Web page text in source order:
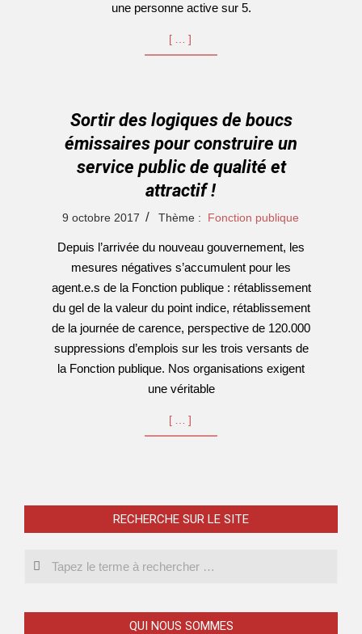
une personne active sur 5.
[…]
Sortir des logiques de boucs
émissaires pour construire un
service public de qualité et
attractif !
2017-
09
9 octobre 2017 Thème : Fonction publique
Depuis l’arrivée du nouveau gouvernement, les
mesures négatives s’accumulent pour les
agent.e.s de la Fonction publique : rétablissement
du gel de la valeur du point indice, rétablissement
de la journée de carence, perspective de 120.000
suppressions d’emplois sur les trois versants de
la Fonction publique. Nos organisations exigent
une véritable
[…]
RECHERCHE SUR LE SITE
QUI NOUS SOMMES